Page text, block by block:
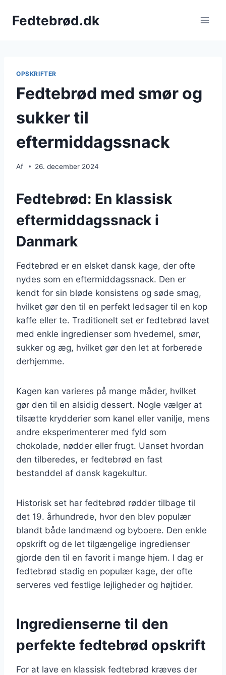
Fedtebrød.dk
OPSKRIFTER
Fedtebrød med smør og
sukker til
eftermiddagssnack
Af 26. december 2024
Fedtebrød: En klassisk
eftermiddagssnack i
Danmark
Fedtebrød er en elsket dansk kage, der ofte
nydes som en eftermiddagssnack. Den er
kendt for sin bløde konsistens og søde smag,
hvilket gør den til en perfekt ledsager til en kop
kaffe eller te. Traditionelt set er fedtebrød lavet
med enkle ingredienser som hvedemel, smør,
sukker og æg, hvilket gør den let at forberede
derhjemme.
Kagen kan varieres på mange måder, hvilket
gør den til en alsidig dessert. Nogle vælger at
tilsætte krydderier som kanel eller vanilje, mens
andre eksperimenterer med fyld som
chokolade, nødder eller frugt. Uanset hvordan
den tilberedes, er fedtebrød en fast
bestanddel af dansk kagekultur.
Historisk set har fedtebrød rødder tilbage til
det 19. århundrede, hvor den blev populær
blandt både landmænd og byboere. Den enkle
opskrift og de let tilgængelige ingredienser
gjorde den til en favorit i mange hjem. I dag er
fedtebrød stadig en populær kage, der ofte
serveres ved festlige lejligheder og højtider.
Ingredienserne til den
perfekte fedtebrød opskrift
For at lave en klassisk fedtebrød kræves der